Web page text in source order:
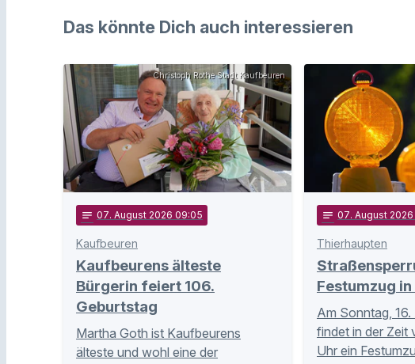
Das könnte Dich auch interessieren
Christoph Rothe Stadt Kaufbeuren
notes 07. August 2026 09:05
Kaufbeuren
Kaufbeurens älteste
Bürgerin feiert 106.
Geburtstag
Martha Goth ist Kaufbeurens
älteste und wohl eine der
notes 07. August
Thierhaupten
Festumzug
Am Sonntag,
findet in der Zeit
Uhr ein